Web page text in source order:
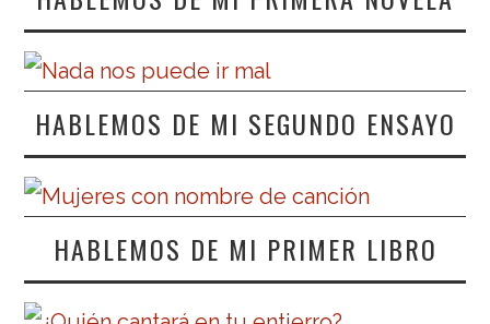
HABLEMOS DE MI SEGUNDO ENSAYO
HABLEMOS DE MI PRIMER LIBRO